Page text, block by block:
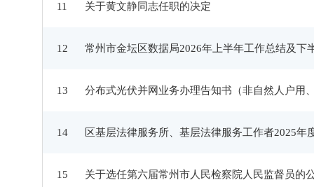
11 关于黄文静同志任职的决定
12 常州市金坛区数据局2026年上半年工作总结及下
13 分布式光伏并网业务办理告知书（非自然人户用
14 区基层法律服务所、基层法律服务工作者2025年
15 关于选任第六届常州市人民检察院人民监督员的